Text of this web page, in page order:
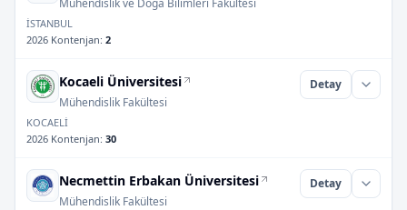
Mühendislik ve Doğa Bilimleri Fakültesi
İSTANBUL
2026 Kontenjan: 2
Kocaeli Üniversitesi
Mühendislik Fakültesi
Detay
KOCAELİ
2026 Kontenjan: 30
Necmettin Erbakan Üniversitesi
Mühendislik Fakültesi
Detay